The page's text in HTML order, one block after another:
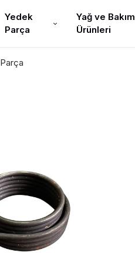
Yedek
Parça
Yağ ve Bakım
Ürünleri